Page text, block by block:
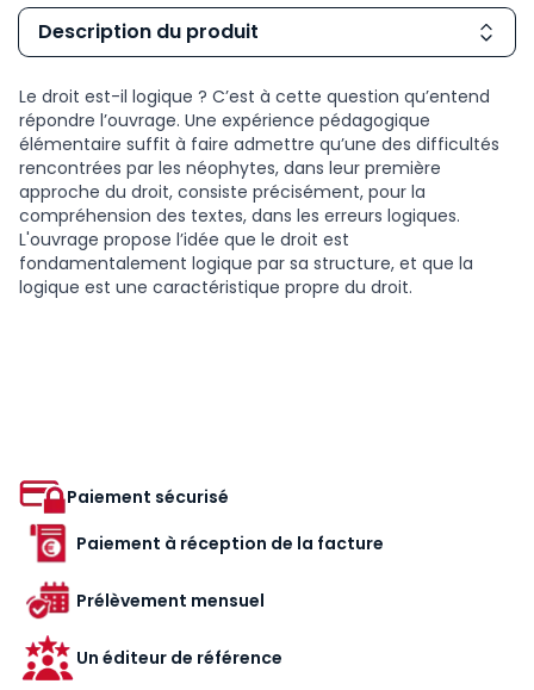
Description du produit
Le droit est-il logique ? C’est à cette question qu’entend
répondre l’ouvrage. Une expérience pédagogique
élémentaire suffit à faire admettre qu’une des difficultés
rencontrées par les néophytes, dans leur première
approche du droit, consiste précisément, pour la
compréhension des textes, dans les erreurs logiques.
L'ouvrage propose l’idée que le droit est
fondamentalement logique par sa structure, et que la
logique est une caractéristique propre du droit.
Paiement sécurisé
Paiement à réception de la facture
Prélèvement mensuel
Un éditeur de référence